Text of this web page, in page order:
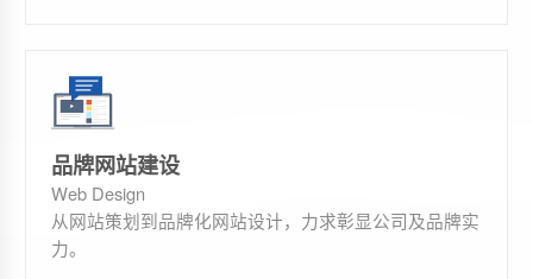
品牌网站建设
Web Design
从网站策划到品牌化网站设计，力求彰显公司及品牌实
力。